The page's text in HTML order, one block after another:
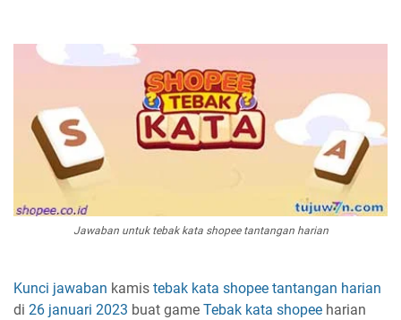
Jawaban untuk tebak kata shopee tantangan harian
Kunci jawaban kamis tebak kata shopee tantangan harian
di 26 januari 2023 buat game Tebak kata shopee harian